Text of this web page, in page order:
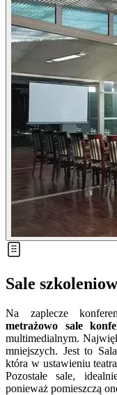
Sale
Na zaplecze
metrażowo sale
multimedialnym.
mniejszych. Jest to
która w ustawieniu
Pozostałe sale,
ponieważ pomieszczą